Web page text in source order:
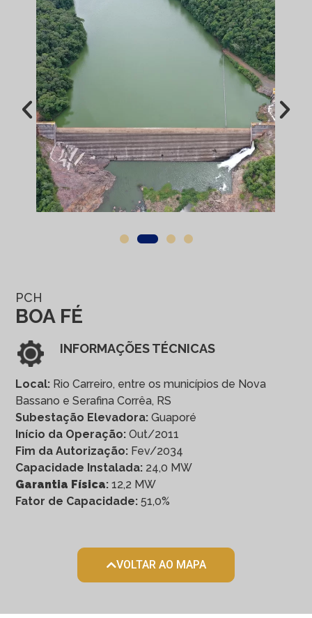
PCH
BOA FÉ
INFORMAÇÕES TÉCNICAS
Local: Rio Carreiro, entre os municípios de Nova
Bassano e Serafina Corrêa, RS
Subestação Elevadora: Guaporé
Início da Operação: Out/2011
Fim da Autorização: Fev/2034
Capacidade Instalada: 24,0 MW
Garantia Física: 12,2 MW
Fator de Capacidade: 51,0%
VOLTAR AO MAPA